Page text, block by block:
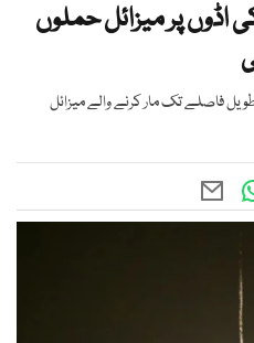
اڈوں پر میزائل حملوں
فاصلے تک مار کرنے والے میزائل